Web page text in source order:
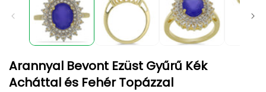
modális
párbeszédpanelen
Arannyal Bevont Ezüst Gyűrű Kék
Acháttal és Fehér Topázzal